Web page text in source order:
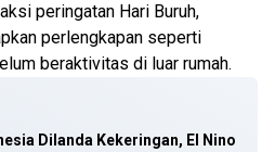
peringatan Hari Buruh,
perlengkapan seperti
beraktivitas di luar rumah.
Dilanda Kekeringan, El Nino